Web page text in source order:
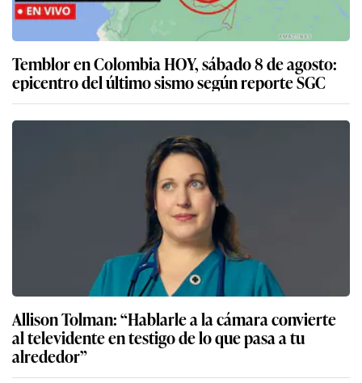
Temblor en Colombia HOY, sábado 8 de agosto:
epicentro del último sismo según reporte SGC
Allison Tolman: “Hablarle a la cámara convierte
al televidente en testigo de lo que pasa a tu
alrededor”